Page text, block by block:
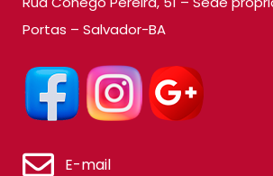
Portas – Salvador-BA
E-mail